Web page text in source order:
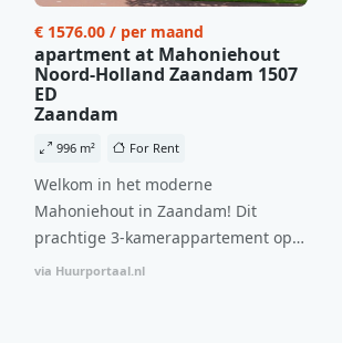
€ 1576.00 / per maand
apartment at Mahoniehout
Noord-Holland Zaandam 1507
ED
Zaandam
996 m² For Rent
Welkom in het moderne
Mahoniehout in Zaandam! Dit
prachtige 3-kamerappartement op
de 6e verdieping biedt een ideale
via Huurportaal.nl